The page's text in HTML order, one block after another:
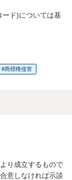
ード)については基
商標権侵害
り成立するもので
意しなければ示談